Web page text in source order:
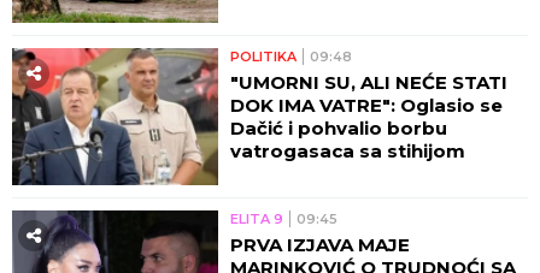
POLITIKA 09:48
"UMORNI SU, ALI NEĆE STATI
DOK IMA VATRE": Oglasio se
Dačić i pohvalio borbu
vatrogasaca sa stihijom
ELITA 9 09:45
PRVA IZJAVA MAJE
MARINKOVIĆ O TRUDNOĆI SA